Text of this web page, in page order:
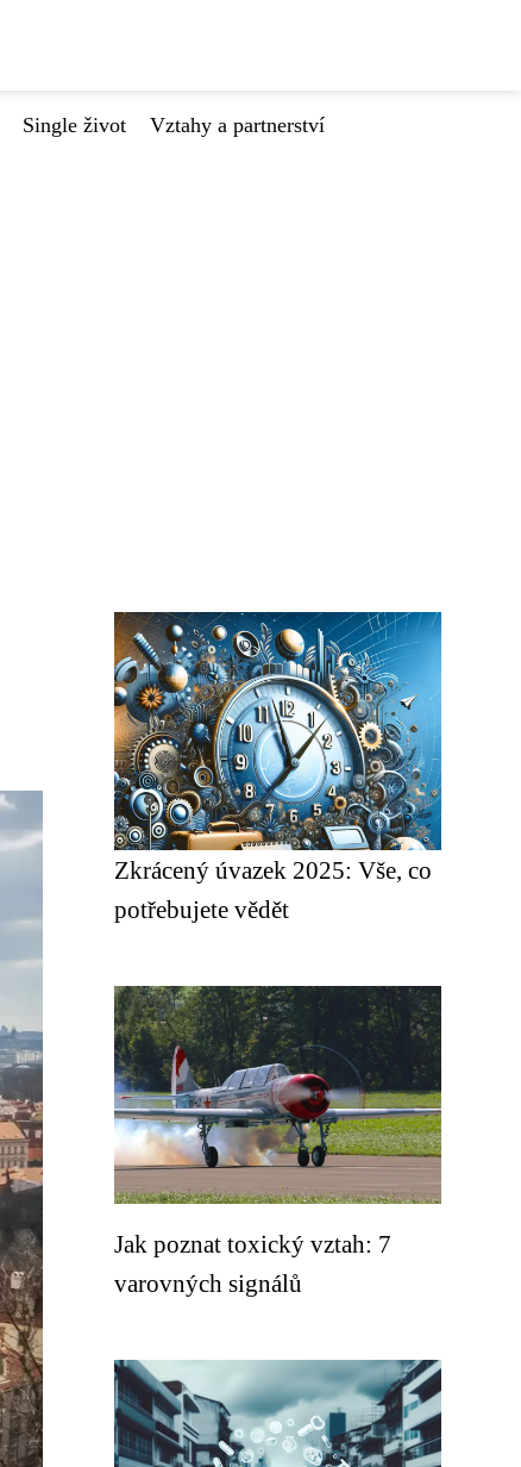
Single život Vztahy a partnerství
Zkrácený úvazek 2025: Vše, co
potřebujete vědět
Jak poznat toxický vztah: 7
varovných signálů